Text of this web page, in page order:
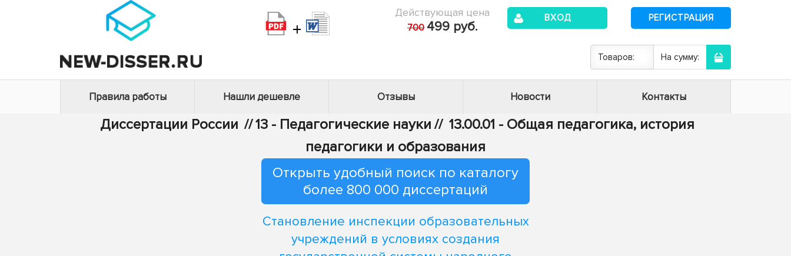
+
Действующая цена
700 499 руб.
ВХОД РЕГИСТРАЦИЯ
Товаров: На сумму:
Правила работы Нашли дешевле Отзывы Новости Контакты
Диссертации России //13 - Педагогические науки // 13.00.01 - Общая педагогика, история
педагогики и образования
Открыть удобный поиск по каталогу
более 800 000 диссертаций
Становление инспекции образовательных
учреждений в условиях создания